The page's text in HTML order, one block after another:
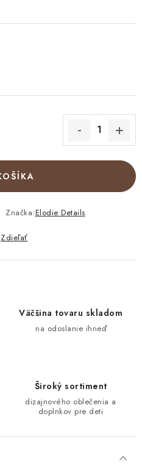
Značka:Elodie Details
Zdieľať
Väčšina tovaru skladom
na odoslanie ihneď
Široký sortiment
dizajnového oblečenia a
doplnkov pre deti